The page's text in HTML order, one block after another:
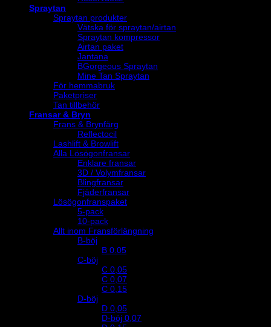
Spraytan
Spraytan produkter
Vätska för spraytan/airtan
Spraytan kompressor
Airtan paket
Jantana
BGorgeous Spraytan
Mine Tan Spraytan
För hemmabruk
Paketpriser
Tan tillbehör
Fransar & Bryn
Frans & Brynfärg
Reflectocil
Lashlift & Browlift
Alla Lösögonfransar
Enklare fransar
3D / Volymfransar
Blingfransar
Fjäderfransar
Lösögonfranspaket
5-pack
10-pack
Allt inom Fransförlängning
B-böj
B 0.05
C-böj
C 0,05
C 0,07
C 0,15
D-böj
D 0,05
D-böj 0,07